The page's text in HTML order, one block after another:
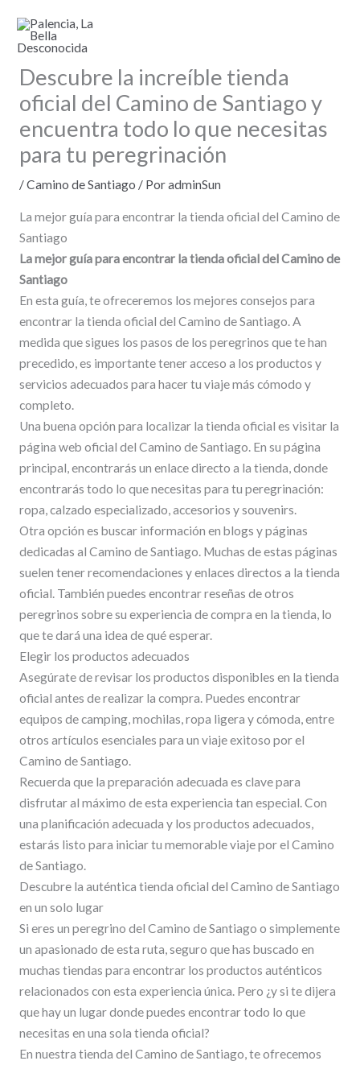
contenido
Descubre la increíble tienda
oficial del Camino de Santiago y
encuentra todo lo que necesitas
para tu peregrinación
/Camino de Santiago / PoradminSun
La mejor guía para encontrar la tienda oficial del Camino de
Santiago
La mejor guía para encontrar la tienda oficial del Camino de
Santiago
En esta guía, te ofreceremos los mejores consejos para
encontrar la tienda oficial del Camino de Santiago. A
medida que sigues los pasos de los peregrinos que te han
precedido, es importante tener acceso a los productos y
servicios adecuados para hacer tu viaje más cómodo y
completo.
Una buena opción para localizar la tienda oficial es visitar la
página web oficial del Camino de Santiago. En su página
principal, encontrarás un enlace directo a la tienda, donde
encontrarás todo lo que necesitas para tu peregrinación:
ropa, calzado especializado, accesorios y souvenirs.
Otra opción es buscar información en blogs y páginas
dedicadas al Camino de Santiago. Muchas de estas páginas
suelen tener recomendaciones y enlaces directos a la tienda
oficial. También puedes encontrar reseñas de otros
peregrinos sobre su experiencia de compra en la tienda, lo
que te dará una idea de qué esperar.
Elegir los productos adecuados
Asegúrate de revisar los productos disponibles en la tienda
oficial antes de realizar la compra. Puedes encontrar
equipos de camping, mochilas, ropa ligera y cómoda, entre
otros artículos esenciales para un viaje exitoso por el
Camino de Santiago.
Recuerda que la preparación adecuada es clave para
disfrutar al máximo de esta experiencia tan especial. Con
una planificación adecuada y los productos adecuados,
estarás listo para iniciar tu memorable viaje por el Camino
de Santiago.
Descubre la auténtica tienda oficial del Camino de Santiago
en un solo lugar
Si eres un peregrino del Camino de Santiago o simplemente
un apasionado de esta ruta, seguro que has buscado en
muchas tiendas para encontrar los productos auténticos
relacionados con esta experiencia única. Pero ¿y si te dijera
que hay un lugar donde puedes encontrar todo lo que
necesitas en una sola tienda oficial?
En nuestra tienda del Camino de Santiago, te ofrecemos